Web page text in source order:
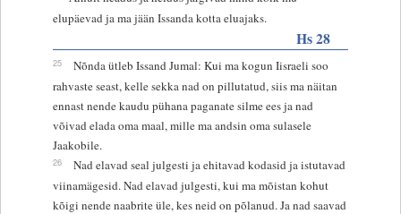
elupäevad ja ma jään Issanda kotta eluajaks.
Hs 28
25
Nõnda ütleb Issand Jumal: Kui ma kogun Iisraeli soo
rahvaste seast, kelle sekka nad on pillutatud, siis ma näitan
ennast nende kaudu pühana paganate silme ees ja nad
võivad elada oma maal, mille ma andsin oma sulasele
Jaakobile.
26
Nad elavad seal julgesti ja ehitavad kodasid ja istutavad
viinamägesid. Nad elavad julgesti, kui ma mõistan kohut
kõigi nende naabrite üle, kes neid on põlanud. Ja nad saavad